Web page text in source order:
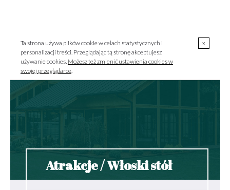
Ta strona używa plików cookie w celach statystycznych i
personalizacji treści. Przeglądając tą stronę akceptujesz
używanie cookies. Możesz też zmienić ustawienia cookies w
swojej przeglądarce.
x
szklarnia@szklarniagrodzisk.pl
Atrakcje / Włoski stół